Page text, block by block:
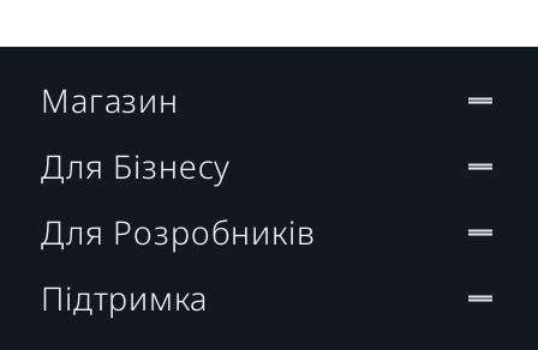
Магазин
Для Бізнесу
Для Розробників
Підтримка